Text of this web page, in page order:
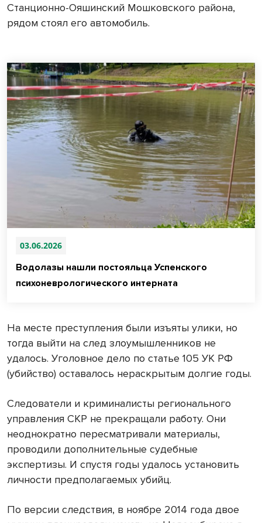
Станционно-Ояшинский Мошковского района,
рядом стоял его автомобиль.
03.06.2026
Водолазы нашли постояльца Успенского
психоневрологического интерната
На месте преступления были изъяты улики, но
тогда выйти на след злоумышленников не
удалось. Уголовное дело по статье 105 УК РФ
(убийство) оставалось нераскрытым долгие годы.
Следователи и криминалисты регионального
управления СКР не прекращали работу. Они
неоднократно пересматривали материалы,
проводили дополнительные судебные
экспертизы. И спустя годы удалось установить
личности предполагаемых убийц.
По версии следствия, в ноябре 2014 года двое